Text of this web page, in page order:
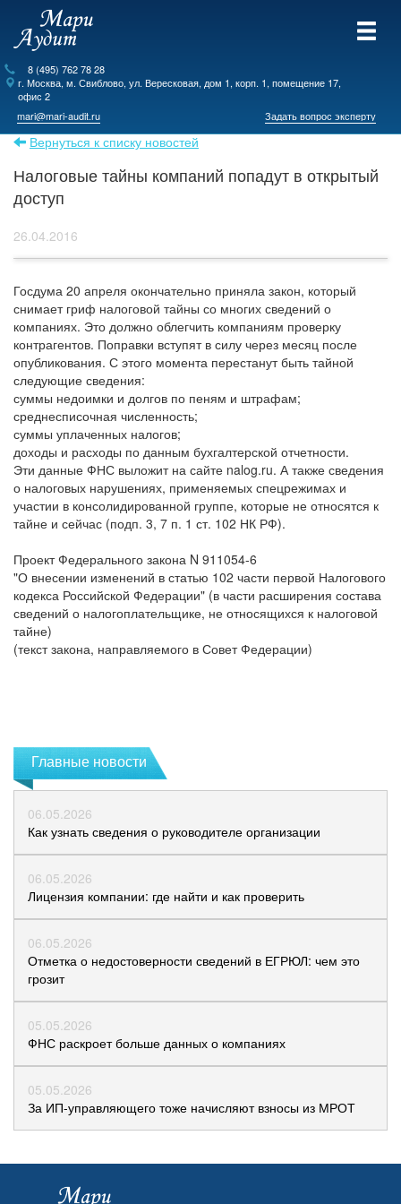
8 (495) 762 78 28
г. Москва, м. Свиблово,ул. Вересковая, дом 1, корп. 1, помещение 17,
офис 2
mari@mari-audit.ru
Задать вопрос эксперту
Вернуться к списку новостей
Налоговые тайны компаний попадут в открытый
доступ
26.04.2016
Госдума 20 апреля окончательно приняла закон, который
снимает гриф налоговой тайны со многих сведений о
компаниях. Это должно облегчить компаниям проверку
контрагентов. Поправки вступят в силу через месяц после
опубликования. С этого момента перестанут быть тайной
следующие сведения:
суммы недоимки и долгов по пеням и штрафам;
среднесписочная численность;
суммы уплаченных налогов;
доходы и расходы по данным бухгалтерской отчетности.
Эти данные ФНС выложит на сайте nalog.ru. А также сведения
о налоговых нарушениях, применяемых спецрежимах и
участии в консолидированной группе, которые не относятся к
тайне и сейчас (подп. 3, 7 п. 1 ст. 102 НК РФ).
Проект Федерального закона N 911054-6
"О внесении изменений в статью 102 части первой Налогового
кодекса Российской Федерации" (в части расширения состава
сведений о налогоплательщике, не относящихся к налоговой
тайне)
(текст закона, направляемого в Совет Федерации)
Главные новости
06.05.2026
Как узнать сведения о руководителе организации
06.05.2026
Лицензия компании: где найти и как проверить
06.05.2026
Отметка о недостоверности сведений в ЕГРЮЛ: чем это
грозит
05.05.2026
ФНС раскроет больше данных о компаниях
05.05.2026
За ИП-управляющего тоже начисляют взносы из МРОТ